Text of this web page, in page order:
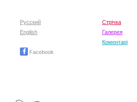
Русский
English
Facebook
Стрічка
Галерея
Коментарі